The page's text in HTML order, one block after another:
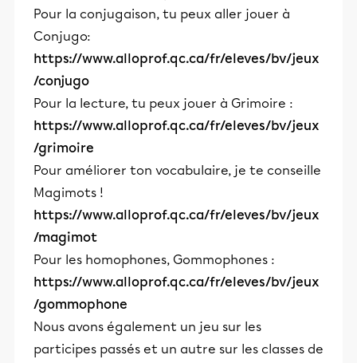
Pour la conjugaison, tu peux aller jouer à
Conjugo:
https://www.alloprof.qc.ca/fr/eleves/bv/jeux
/conjugo
Pour la lecture, tu peux jouer à Grimoire :
https://www.alloprof.qc.ca/fr/eleves/bv/jeux
/grimoire
Pour améliorer ton vocabulaire, je te conseille
Magimots !
https://www.alloprof.qc.ca/fr/eleves/bv/jeux
/magimot
Pour les homophones, Gommophones :
https://www.alloprof.qc.ca/fr/eleves/bv/jeux
/gommophone
Nous avons également un jeu sur les
participes passés et un autre sur les classes de